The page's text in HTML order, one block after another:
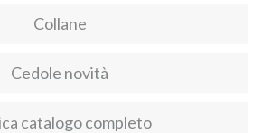
Collane
Cedole novità
catalogo completo